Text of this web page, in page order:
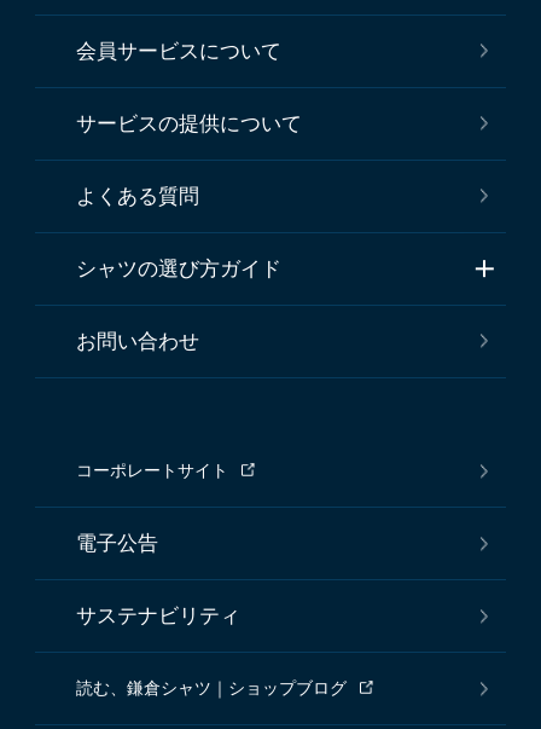
会員サービスについて
サービスの提供について
よくある質問
シャツの選び方ガイド
お問い合わせ
コーポレートサイト
電子公告
サステナビリティ
読む、鎌倉シャツ｜ショップブログ